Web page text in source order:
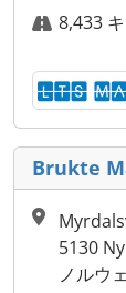
8,433
Brukte
5130
ノルウ